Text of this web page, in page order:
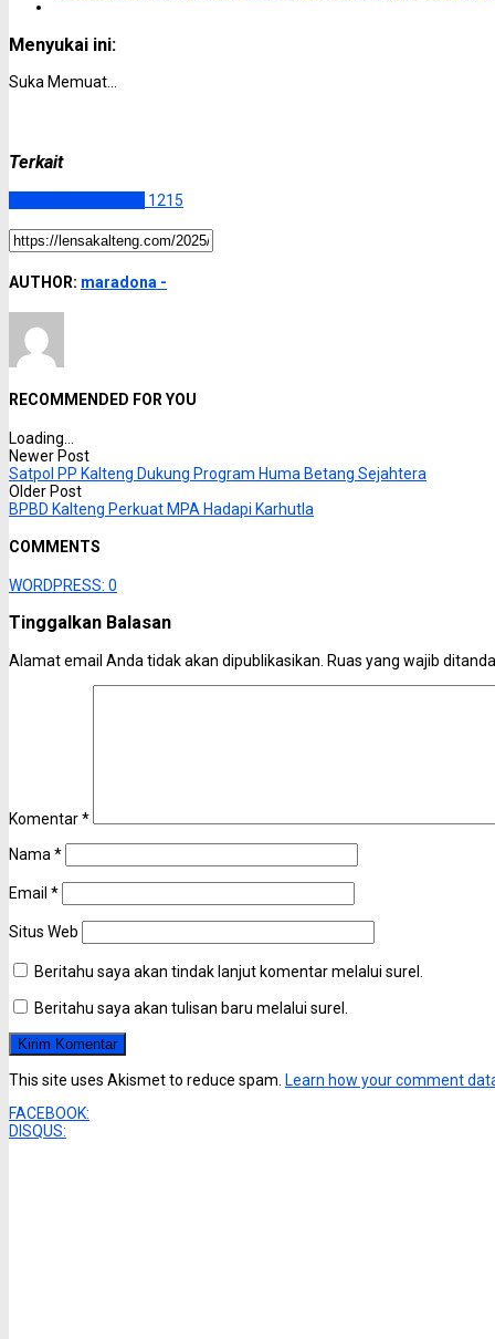
Menyukai ini:
Suka Memuat...
Terkait
1215
AUTHOR: maradona -
RECOMMENDED FOR YOU
Loading...
Newer Post
Satpol PP Kalteng Dukung Program Huma Betang Sejahtera
Older Post
BPBD Kalteng Perkuat MPA Hadapi Karhutla
COMMENTS
WORDPRESS: 0
Tinggalkan Balasan
Alamat email Anda tidak akan dipublikasikan. Ruas yang wajib
Komentar*
Nama *
Email *
Situs Web
Beritahu saya akan tindak lanjut komentar melalui surel.
Beritahu saya akan tulisan baru melalui surel.
This site uses Akismet to reduce spam. Learn how your comment
FACEBOOK:
DISQUS: